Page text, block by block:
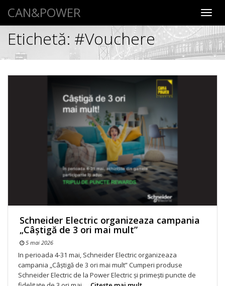
CAN&POWER
Etichetă: #Vouchere
Schneider Electric organizeaza campania
„Câștigă de 3 ori mai mult”
5 mai 2026
In perioada 4-31 mai, Schneider Electric organizeaza
campania „Câștigă de 3 ori mai mult” Cumperi produse
Schneider Electric de la Power Electric și primești puncte de